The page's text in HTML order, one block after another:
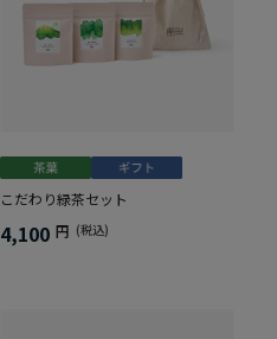
こだわり緑茶セット
4,100 円 (税込)